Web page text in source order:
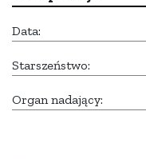
Data:
Starszeństwo:
Organ nadający: